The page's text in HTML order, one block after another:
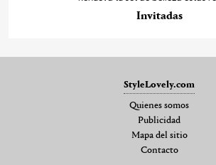
Invitadas
StyleLovely.com
Quienes somos
Publicidad
Mapa del sitio
Contacto